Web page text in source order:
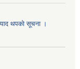
थपकाे सूचना ।